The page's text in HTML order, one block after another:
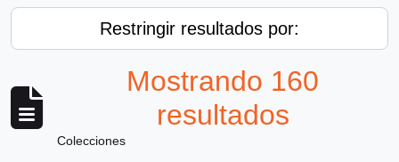
Restringir resultados por:
Mostrando 160
resultados
Colecciones